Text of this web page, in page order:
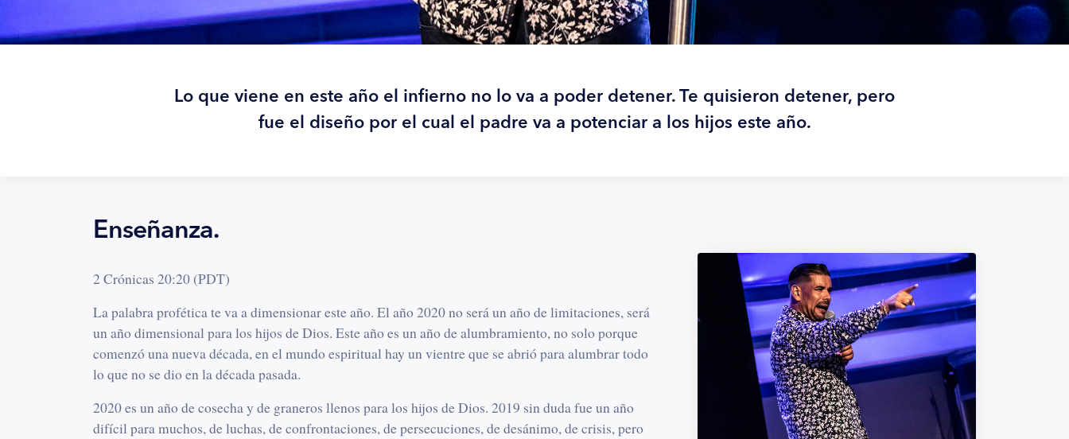
Lo que viene en este año el infierno no lo va a poder detener. Te quisieron detener, pero
fue el diseño por el cual el padre va a potenciar a los hijos este año.
Enseñanza.
2 Crónicas 20:20 (PDT)
La palabra profética te va a dimensionar este año. El año 2020 no será un año de limitaciones, será
un año dimensional para los hijos de Dios. Este año es un año de alumbramiento, no solo porque
comenzó una nueva década, en el mundo espiritual hay un vientre que se abrió para alumbrar todo
lo que no se dio en la década pasada.
2020 es un año de cosecha y de graneros llenos para los hijos de Dios. 2019 sin duda fue un año
difícil para muchos, de luchas, de confrontaciones, de persecuciones, de desánimo, de crisis, pero